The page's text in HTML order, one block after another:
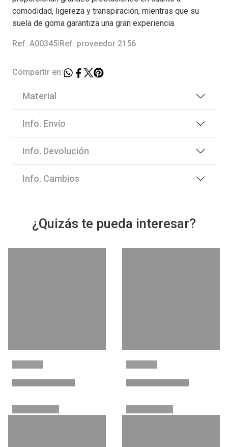
comodidad, ligereza y transpiración, mientras que su
suela de goma garantiza una gran experiencia.
Ref. A00345 Ref. proveedor 2156
Compartir en:
Material
Info. Envío
Info. Devolución
Info. Cambios
¿Quizás te pueda interesar?